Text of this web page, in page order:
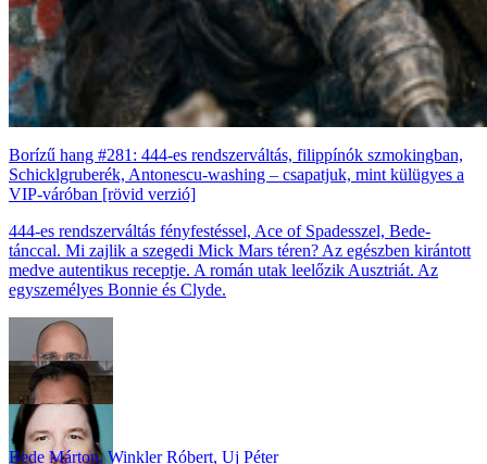
Borízű hang #281: 444-es rendszerváltás, filippínók szmokingban,
Schicklgruberék, Antonescu-washing – csapatjuk, mint külügyes a
VIP-váróban [rövid verzió]
444-es rendszerváltás fényfestéssel, Ace of Spadesszel, Bede-
tánccal. Mi zajlik a szegedi Mick Mars téren? Az egészben kirántott
medve autentikus receptje. A román utak leelőzik Ausztriát. Az
egyszemélyes Bonnie és Clyde.
Bede Márton,Winkler Róbert, Uj Péter